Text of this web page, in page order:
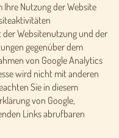
Nutzung der Website
Websitenutzung und der
gegenüber dem
von Google Analytics
wird nicht mit anderen
Sie in diesem
von Google,
Links abrufbaren